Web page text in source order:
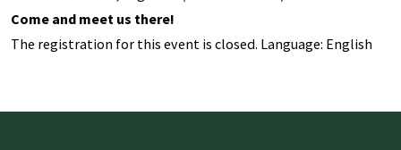
Come and meet us there!
The registration for this event is closed. Language: English